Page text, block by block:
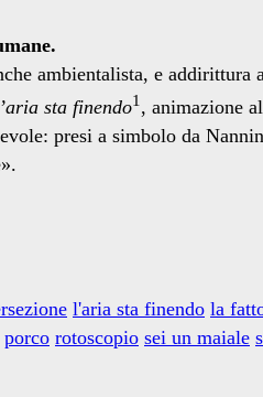
ambientalista, e
sta finendo1, animazione
presi a simbolo da
l'aria sta finendo la
porco rotoscopio sei un maiale